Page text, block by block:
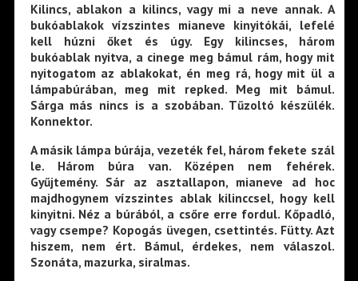
Kilincs, ablakon a kilincs, vagy mi a neve annak. A
bukóablakok vízszintes mianeve kinyitókái, lefelé
kell húzni őket és úgy. Egy kilincses, három
bukóablak nyitva, a cinege meg bámul rám, hogy mit
nyitogatom az ablakokat, én meg rá, hogy mit ül a
lámpabúrában, meg mit repked. Meg mit bámul.
Sárga más nincs is a szobában. Tűzoltó készülék.
Konnektor.
A másik lámpa búrája, vezeték fel, három fekete szál
le. Három búra van. Középen nem fehérek.
Gyűjtemény. Sár az asztallapon, mianeve ad hoc
majdhogynem vízszintes ablak kilinccsel, hogy kell
kinyitni. Néz a búrából, a csőre erre fordul. Kőpadló,
vagy csempe? Kopogás üvegen, csettintés. Fütty. Azt
hiszem, nem ért. Bámul, érdekes, nem válaszol.
Szonáta, mazurka, siralmas.